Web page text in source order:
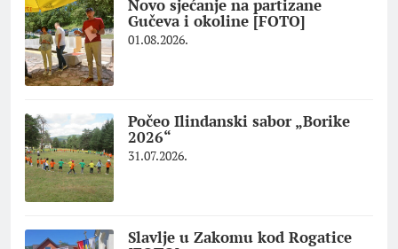
Novo sjećanje na partizane
Gučeva i okoline [FOTO]
01.08.2026.
Počeo Ilindanski sabor „Borike
2026“
31.07.2026.
Slavlje u Zakomu kod Rogatice